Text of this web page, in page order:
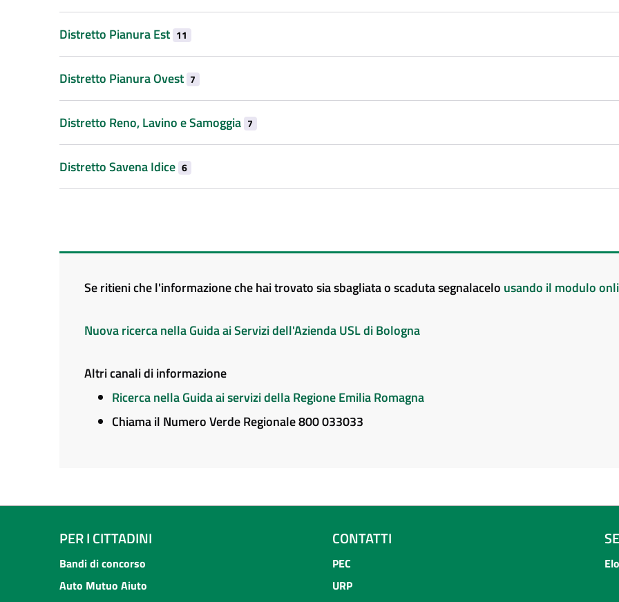
Distretto Pianura Est 11
Distretto Pianura Ovest 7
Distretto Reno, Lavino e Samoggia 7
Distretto Savena Idice 6
Se ritieni che l'informazione che hai trovato sia sbagliata o scaduta segnalacelo usando il modulo
Nuova ricerca nella Guida ai Servizi dell'Azienda USL di Bologna
Altri canali di informazione
Ricerca nella Guida ai servizi della Regione Emilia Romagna
Chiama il Numero Verde Regionale 800 033033
PER I CITTADINI
Bandi di concorso
Auto Mutuo Aiuto
CONTATTI
PEC
URP